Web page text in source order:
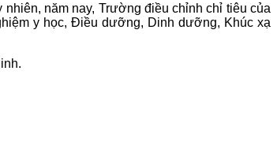
năm nay, Trường điều chỉnh chỉ tiêu của
y học, Điều dưỡng, Dinh dưỡng, Khúc xạ